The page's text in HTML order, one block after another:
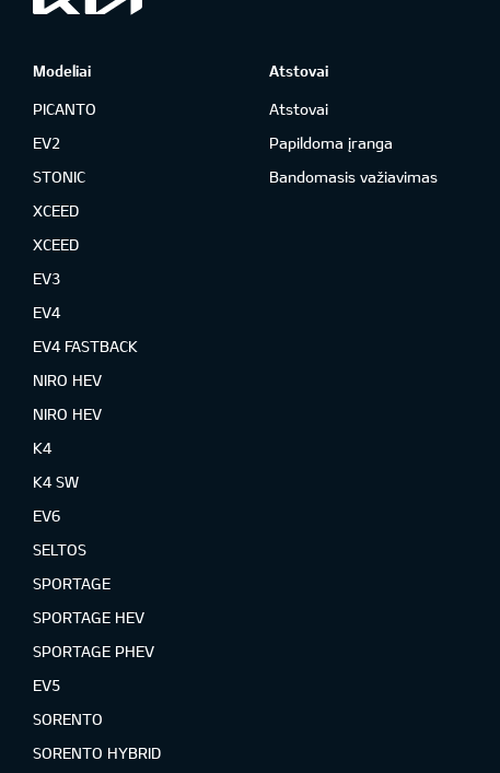
Modeliai
PICANTO
EV2
STONIC
XCEED
XCEED
EV3
EV4
EV4 FASTBACK
NIRO HEV
NIRO HEV
K4
K4 SW
EV6
SELTOS
SPORTAGE
SPORTAGE HEV
SPORTAGE PHEV
EV5
SORENTO
SORENTO HYBRID
Atstovai
Atstovai
Papildoma įranga
Bandomasis važiavimas